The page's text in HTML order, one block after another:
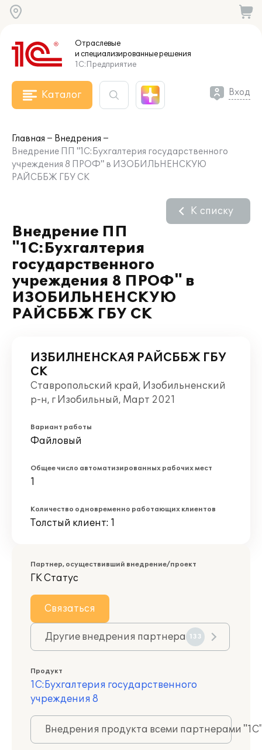
Отраслевые
и специализированныерешения
1С:Предприятие
Каталог Вход
Главная
Внедрения
Внедрение ПП "1С:Бухгалтерия государственного
учреждения 8 ПРОФ" в ИЗОБИЛЬНЕНСКУЮ
РАЙСББЖ ГБУ СК
Внедрение ПП
"1С:Бухгалтерия
государственного
учреждения 8 ПРОФ" в
ИЗОБИЛЬНЕНСКУЮ
РАЙСББЖ ГБУ СК
К списку
ИЗБИЛНЕНСКАЯ РАЙСББЖ ГБУ
СК
Ставропольский край, Изобильненский
р-н, г Изобильный, Март 2021
Вариант работы
Файловый
Общее число автоматизированных рабочих мест
1
Количество одновременно работающих клиентов
Толстый клиент: 1
Партнер, осуществивший внедрение/проект
ГК Статус
Связаться
Другие внедрения партнера 133
Продукт
1С:Бухгалтерия государственного
учреждения 8
Внедрения продукта всеми партнерами